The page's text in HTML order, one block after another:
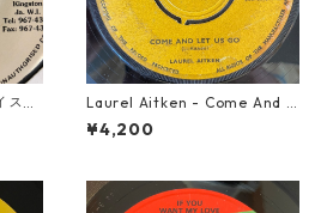
ミ
Laurel Aitken - Come And L
et Us Go【7-21779】
¥4,200